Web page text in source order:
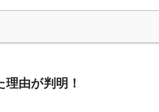
由が判明！